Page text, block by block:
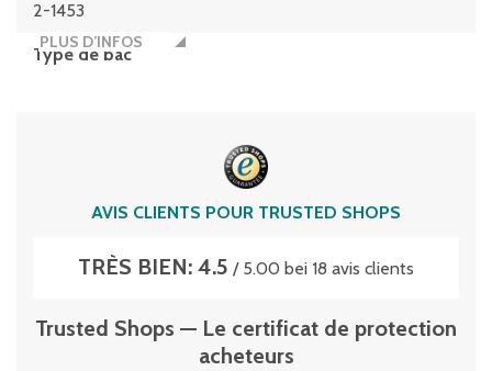
2-1453
Type de bac
7.5 litres
PLUS D’INFOS
AVIS CLIENTS POUR TRUSTED SHOPS
TRÈS BIEN: 4.5 / 5.00 bei 18 avis clients
Trusted Shops — Le certificat de protection
acheteurs